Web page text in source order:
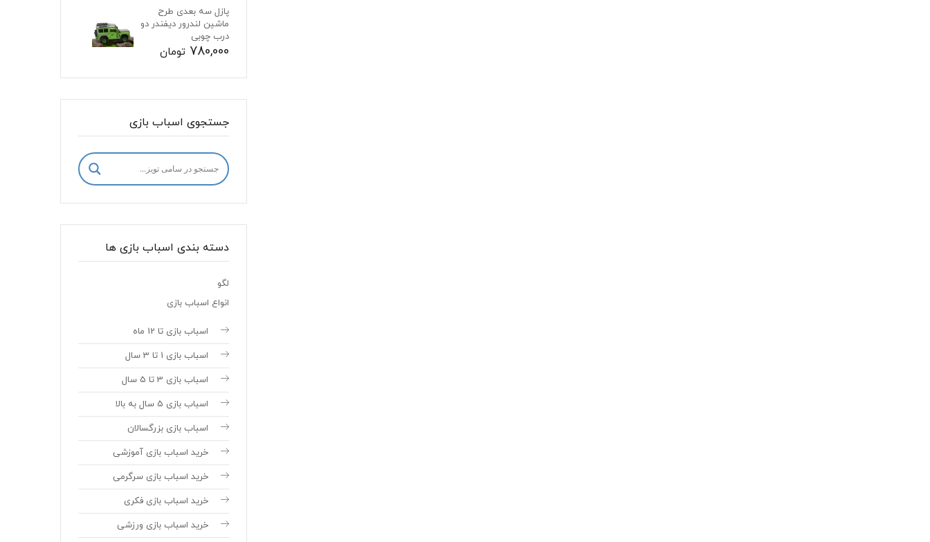
پازل سه بعدی طرح
ماشین لندرور دیفندر دو
درب چوبی
780,000 تومان
جستجوی اسباب بازی
دسته بندی اسباب بازی ها
لگو
انواع اسباب بازی
اسباب بازی تا 12 ماه
اسباب بازی 1 تا 3 سال
اسباب بازی 3 تا 5 سال
اسباب بازی 5 سال به بالا
اسباب بازی بزرگسالان
خرید اسباب بازی آموزشی
خرید اسباب بازی سرگرمی
خرید اسباب بازی فکری
خرید اسباب بازی ورزشی